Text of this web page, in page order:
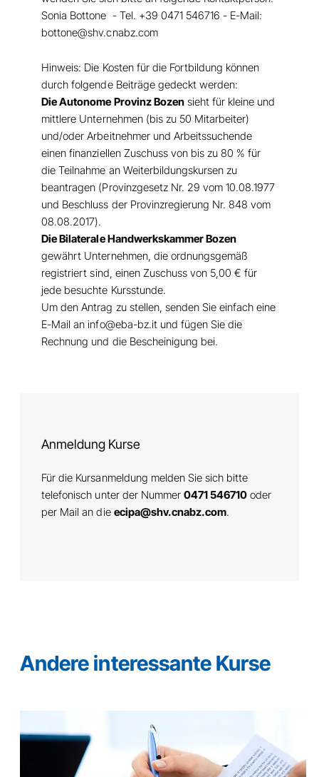
Sonia Bottone - Tel. +39 0471 546716 - E-Mail:
bottone@shv.cnabz.com
Hinweis: Die Kosten für die Fortbildung können
durch folgende Beiträge gedeckt werden:
Die Autonome Provinz Bozensieht für kleine und
mittlere Unternehmen (bis zu 50 Mitarbeiter)
und/oder Arbeitnehmer und Arbeitssuchende
einen finanziellen Zuschuss von bis zu 80 % für
die Teilnahme an Weiterbildungskursen zu
beantragen (Provinzgesetz Nr. 29 vom 10.08.1977
und Beschluss der Provinzregierung Nr. 848 vom
08.08.2017).
Die Bilaterale Handwerkskammer Bozen
gewährt Unternehmen, die ordnungsgemäß
registriert sind, einen Zuschuss von 5,00 € für
jede besuchte Kursstunde.
Um den Antrag zu stellen, senden Sie einfach eine
E-Mail an info@eba-bz.it und fügen Sie die
Rechnung und die Bescheinigung bei.
Anmeldung Kurse
Für die Kursanmeldung melden Sie sich bitte
telefonisch unter der Nummer 0471 546710 oder
per Mail an die ecipa@shv.cnabz.com.
Andere interessante Kurse